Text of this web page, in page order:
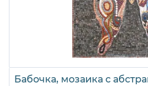
Бабочка, мозаика с